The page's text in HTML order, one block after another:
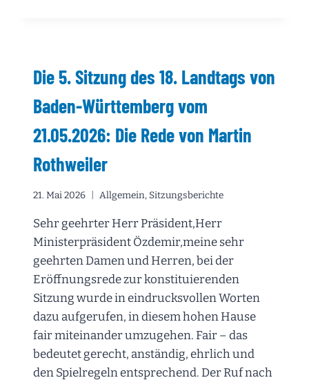
KEINEN
EIGENEN
FRAKTIONSSITZUNGSSAAL
Die 5. Sitzung des 18. Landtags von
Baden-Württemberg vom
21.05.2026: Die Rede von Martin
Rothweiler
21. Mai 2026 Allgemein, Sitzungsberichte
Sehr geehrter Herr Präsident,Herr
Ministerpräsident Özdemir,meine sehr
geehrten Damen und Herren, bei der
Eröffnungsrede zur konstituierenden
Sitzung wurde in eindrucksvollen Worten
dazu aufgerufen, in diesem hohen Hause
fair miteinander umzugehen. Fair – das
bedeutet gerecht, anständig, ehrlich und
den Spielregeln entsprechend. Der Ruf nach